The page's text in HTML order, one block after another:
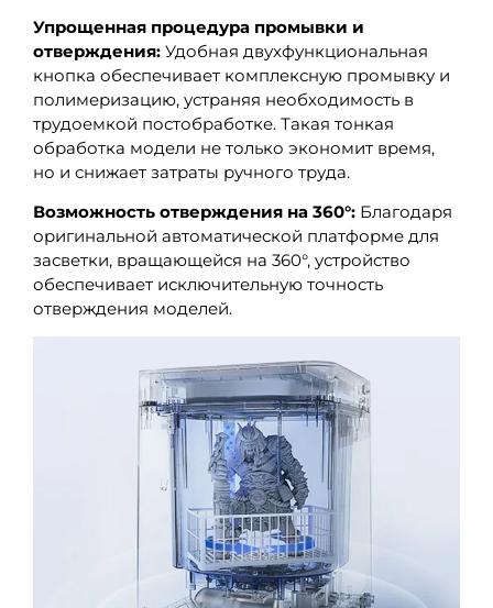
Упрощенная процедура промывки и
отверждения: Удобная двухфункциональная
кнопка обеспечивает комплексную промывку и
полимеризацию, устраняя необходимость в
трудоемкой постобработке. Такая тонкая
обработка модели не только экономит время,
но и снижает затраты ручного труда.
Возможность отверждения на 360°: Благодаря
оригинальной автоматической платформе для
засветки, вращающейся на 360°, устройство
обеспечивает исключительную точность
отверждения моделей.